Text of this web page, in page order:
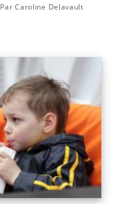
Par Caroline Delavault